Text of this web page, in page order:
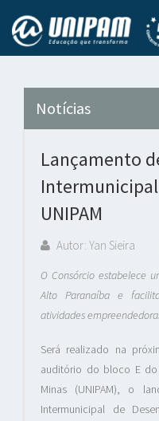
Notícias
Lançamento
UNIPAM
Autor: Yan Sieira
O Consórcio estabelece
Alto Paranaíba e
atividades
Será realizado na
auditório do bloco E do
Minas (UNIPAM), o
Intermunicipal de